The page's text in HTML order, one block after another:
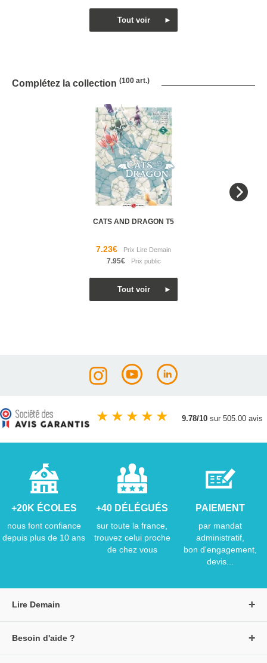
Complétez la collection (100 art.)
CATS AND DRAGON T5
7.23€
7.95€
★ ★ ★ ★ ★ 9.78/10 sur 505.00 avis
+20K ÉCOLES
nous font confiance
depuis plus de 10 ans
+40 DÉLÉGUÉS
sur toute la france,
trouvez celui proche
de chez vous
PAIEMENT
par mandat
administratif,
bon d'engagement,
devis...
Lire Demain
Besoin d'aide ?